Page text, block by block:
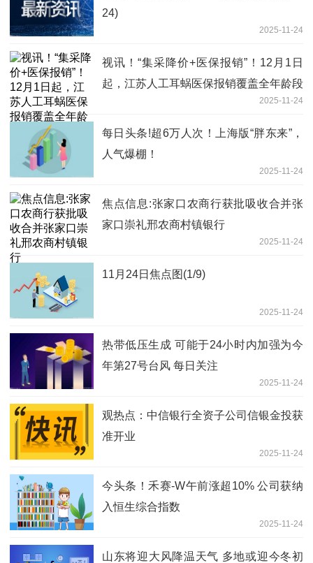
24)
2025-11-24
视讯！“集采降价+医保报销”！12月1日
起，江苏人工耳蜗医保报销覆盖全年龄段
2025-11-24
每日头条!超6万人次！上海版“胖东来”，
人气爆棚！
2025-11-24
焦点信息:张家口农商行获批吸收合并张
家口崇礼邢农商村镇银行
2025-11-24
11月24日焦点图(1/9)
2025-11-24
热带低压生成 可能于24小时内加强为今
年第27号台风 每日关注
2025-11-24
观热点：中信银行全资子公司信银金投获
准开业
2025-11-24
今头条！禾赛-W午前涨超10% 公司获纳
入恒生综合指数
2025-11-24
山东将迎大风降温天气 多地或迎今冬初